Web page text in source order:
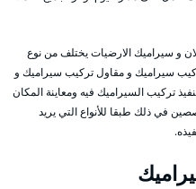
و سيراميك الارضيات يختلف من نوع
سيراميك و مقاول تركيب سيراميك و
تركيب السيراميك فيه ومعاينة المكان
في ذلك طبقا للأنواع التي يريد